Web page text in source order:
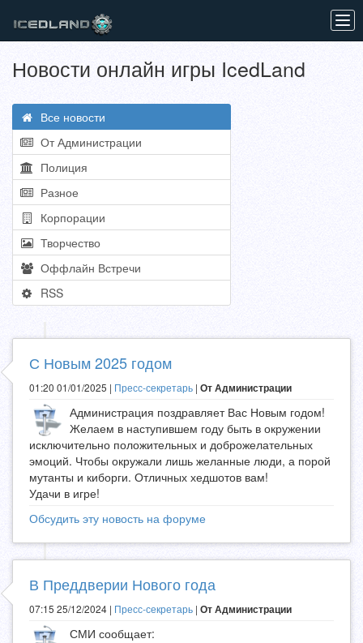
Новости онлайн игры IcedLand
Все новости
От Администрации
Полиция
Разное
Корпорации
Творчество
Оффлайн Встречи
RSS
С Новым 2025 годом
01:20 01/01/2025 | Пресс-секретарь | От Администрации
Администрация поздравляет Вас Новым годом!
Желаем в наступившем году быть в окружении
исключительно положительных и доброжелательных
эмоций. Чтобы окружали лишь желанные люди, а порой
мутанты и киборги. Отличных хедшотов вам!
Удачи в игре!
Обсудить эту новость на форуме
В Преддверии Нового года
07:15 25/12/2024 | Пресс-секретарь | От Администрации
СМИ сообщает: